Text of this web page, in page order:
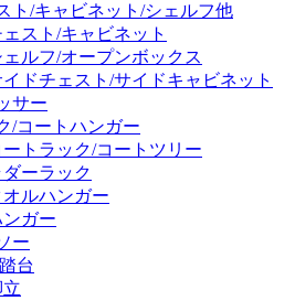
ト/キャビネット/シェルフ他
スト/キャビネット
ェルフ/オープンボックス
ドチェスト/サイドキャビネット
サー
/コートハンガー
ートラック/コートツリー
ダーラック
オルハンガー
ガー
ー
台
立